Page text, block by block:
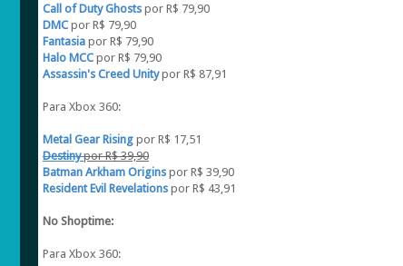
Call of Duty Ghosts por R$ 79,90
DMC por R$ 79,90
Fantasia por R$ 79,90
Halo MCC por R$ 79,90
Assassin's Creed Unitypor R$ 87,91
Para Xbox 360:
Metal Gear Rising por R$ 17,51
Destinypor R$ 39,90
Batman Arkham Origins por R$ 39,90
Resident Evil Revelations por R$ 43,91
No Shoptime:
Para Xbox 360: